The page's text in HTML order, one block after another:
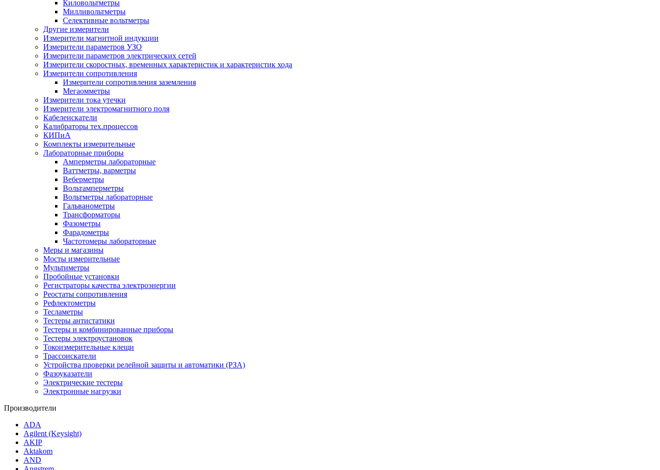
Киловольтметры
Милливольтметры
Селективные вольтметры
Другие измерители
Измерители магнитной индукции
Измерители параметров УЗО
Измерители параметров электрических сетей
Измерители скоростных, временных характеристик и характеристик хода
Измерители сопротивления
Измерители сопротивления заземления
Мегаомметры
Измерители тока утечки
Измерители электромагнитного поля
Кабелеискатели
Калибраторы тех.процессов
КИПиА
Комплекты измерительные
Лабораторные приборы
Амперметры лабораторные
Ваттметры, варметры
Веберметры
Вольтамперметры
Вольтметры лабораторные
Гальванометры
Трансформаторы
Фазометры
Фарадометры
Частотомеры лабораторные
Меры и магазины
Мосты измерительные
Мультиметры
Пробойные установки
Регистраторы качества электроэнергии
Реостаты сопротивления
Рефлектометры
Тесламетры
Тестеры антистатики
Тестеры и комбинированные приборы
Тестеры электроустановок
Токоизмерительные клещи
Трассоискатели
Устройства проверки релейной защиты и автоматики (РЗА)
Фазоуказатели
Электрические тестеры
Электронные нагрузки
Производители
ADA
Agilent (Keysight)
AKIP
Aktakom
AND